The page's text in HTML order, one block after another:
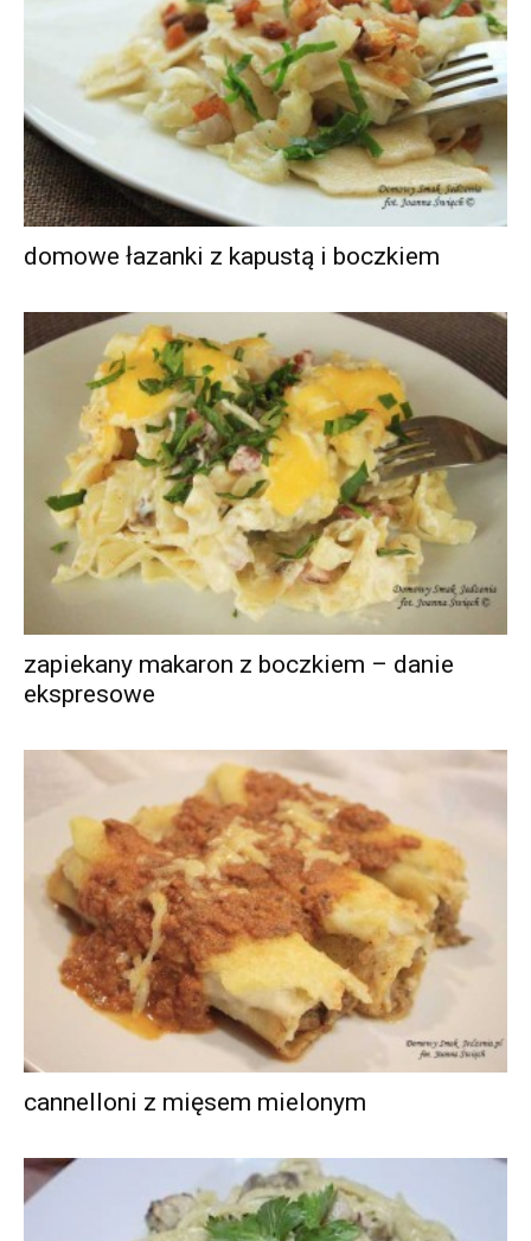
domowe łazanki z kapustą i boczkiem
zapiekany makaron z boczkiem – danie
ekspresowe
cannelloni z mięsem mielonym